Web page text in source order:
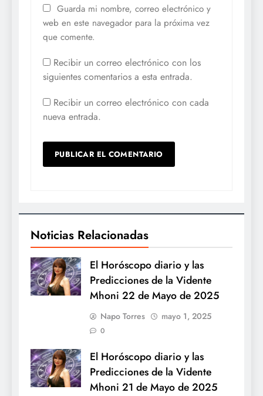
Guarda mi nombre, correo electrónico y
web en este navegador para la próxima vez
que comente.
Recibir un correo electrónico con los
siguientes comentarios a esta entrada.
Recibir un correo electrónico con cada
nueva entrada.
Noticias Relacionadas
El Horóscopo diario y las
Predicciones de la Vidente
Mhoni 22 de Mayo de 2025
Napo Torres mayo 1, 2025
0
El Horóscopo diario y las
Predicciones de la Vidente
Mhoni 21 de Mayo de 2025